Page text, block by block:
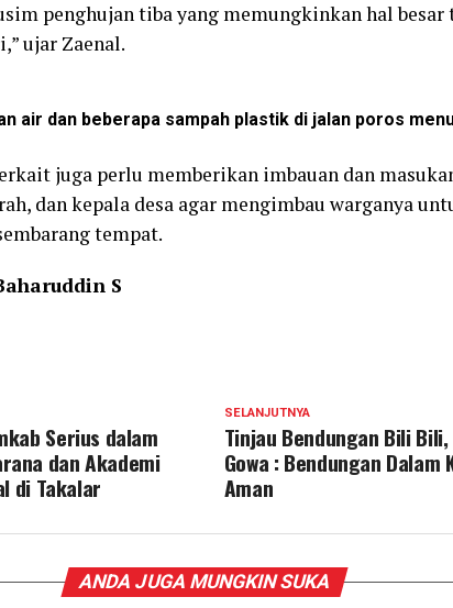
penghujan tiba yang memungkinkan hal
ujar Zaenal.
air dan beberapa sampah plastik di jalan poros
juga perlu memberikan imbauan dan
dan kepala desa agar mengimbau warganya
tempat.
S
SELANJUTNYA
Tinjau Bendungan Bili
Gowa : Bendungan Dalam
Aman
Serius dalam
dan Akademi
di Takalar
ANDA JUGA MUNGKIN SUKA